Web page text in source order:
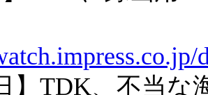
】TDK、不当